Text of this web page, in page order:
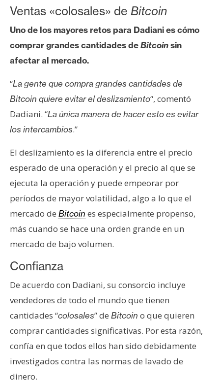
Ventas «colosales» de Bitcoin
Uno de los mayores retos para Dadiani es cómo
comprar grandes cantidades deBitcoinsin
afectar al mercado.
“La gente que compra grandes cantidades de
Bitcoin quiere evitar el deslizamiento“, comentó
Dadiani. “La única manera de hacer esto es evitar
los intercambios.”
El deslizamiento es la diferencia entre el precio
esperado de una operación y el precio al que se
ejecuta la operación y puede empeorar por
períodos de mayor volatilidad, algo a lo que el
mercado de Bitcoin es especialmente propenso,
más cuando se hace una orden grande en un
mercado de bajo volumen.
Confianza
De acuerdo con Dadiani, su consorcio incluye
vendedores de todo el mundo que tienen
cantidades “colosales” de Bitcoin o que quieren
comprar cantidades significativas. Por esta razón,
confía en que todos ellos han sido debidamente
investigados contra las normas de lavado de
dinero.